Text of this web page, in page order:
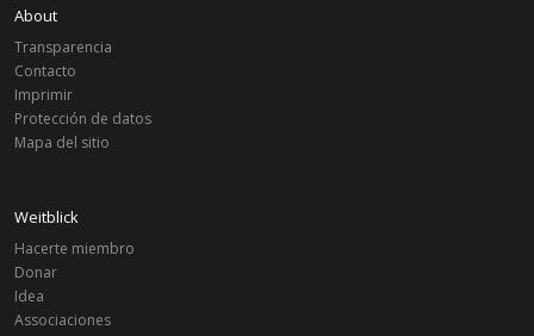
About
Transparencia
Contacto
Imprimir
Protección de datos
Mapa del sitio
Weitblick
Hacerte miembro
Donar
Idea
Associaciones